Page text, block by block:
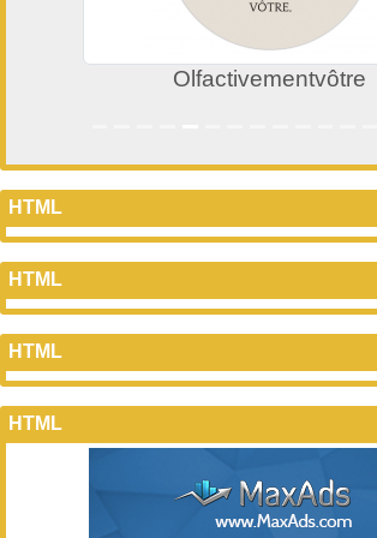
Olfactivementvôtre
HTML
HTML
HTML
HTML